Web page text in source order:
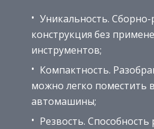
Уникальность. Сборно-
конструкция без
инструментов;
Компактность.
можно легко поместить
автомашины;
Резвость. Способность